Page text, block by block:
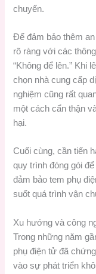
chuyển.
Để đảm bảo thêm
rõ ràng với các
“Không để lên.” Khi
chọn nhà cung cấp
nghiệm cũng rất
một cách cẩn thận
hại.
Cuối cùng, cần tiến
quy trình đóng gói
đảm bảo tem phụ
suốt quá trình vận
Xu hướng và công
Trong những năm
phụ điện tử đã
vào sự phát triển